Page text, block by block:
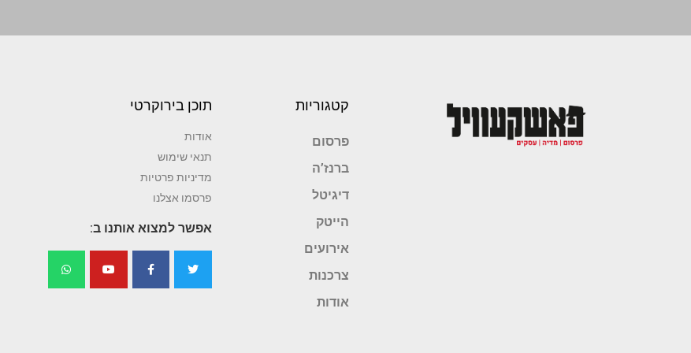
קטגוריות
פרסום
ברנז’ה
דיגיטל
הייטק
אירועים
צרכנות
אודות
תוכן בירוקרטי
אודות
תנאי שימוש
מדיניות פרטיות
פרסמו אצלנו
אפשר למצוא אותנו ב: